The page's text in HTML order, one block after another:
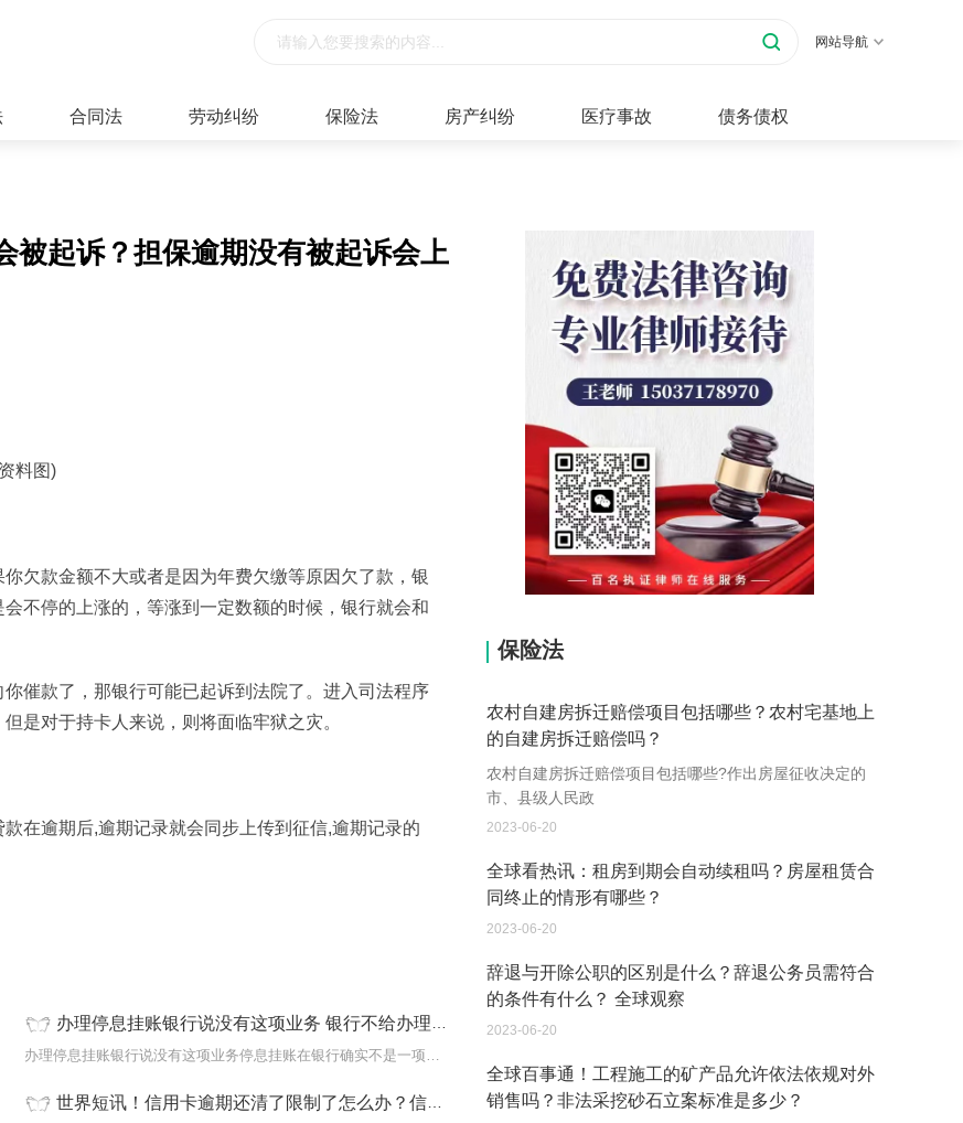
网站导航
合同法 劳动纠纷 保险法 房产纠纷 医疗事故 债务债权
被起诉？担保逾期没有被起诉会上
料图)
欠款金额不大或者是因为年费欠缴等原因欠了款，银
不停的上涨的，等涨到一定数额的时候，银行就会和
催款了，那银行可能已起诉到法院了。进入司法程序
是对于持卡人来说，则将面临牢狱之灾。
在逾期后,逾期记录就会同步上传到征信,逾期记录的
办理停息挂账银行说没有这项业务 银行不给办理停息挂账怎么办？ 世界聚焦
办理停息挂账银行说没有这项业务停息挂账在银行确实不是一项业务,它
世界短讯！信用卡逾期还清了限制了怎么办？信用卡逾期8个月再还清还能用吗？
保险法
农村自建房拆迁赔偿项目包括哪些？农村宅基地上
的自建房拆迁赔偿吗？
农村自建房拆迁赔偿项目包括哪些?作出房屋征收决定的
市、县级人民政
2023-06-20
全球看热讯：租房到期会自动续租吗？房屋租赁合
同终止的情形有哪些？
2023-06-20
辞退与开除公职的区别是什么？辞退公务员需符合
的条件有什么？ 全球观察
2023-06-20
全球百事通！工程施工的矿产品允许依法依规对外
销售吗？非法采挖砂石立案标准是多少？